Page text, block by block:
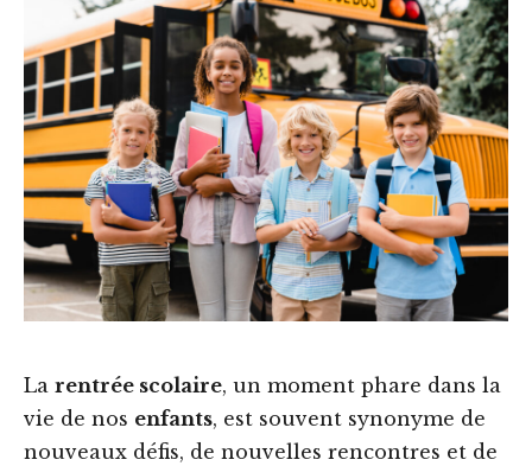
La rentrée scolaire, un moment phare dans la
vie de nos enfants, est souvent synonyme de
nouveaux défis, de nouvelles rencontres et de